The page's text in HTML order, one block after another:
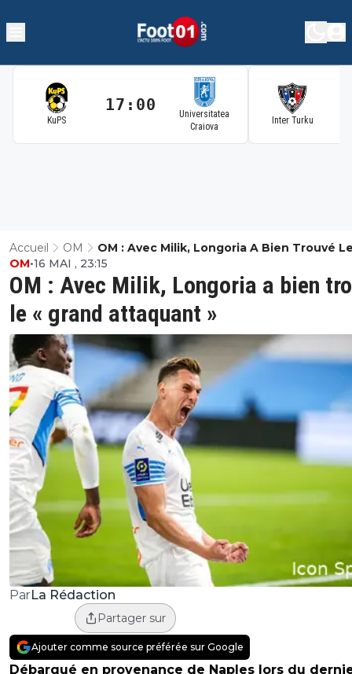
KuPS
17:00
Universitatea
Craiova
Inter Turku
Accueil OM
OM : Avec Milik, Longoria A Bien Trouvé
Grand Attaquant »
OM : Avec Milik, Longoria a bien
le « grand attaquant »
OM•16 MAI , 23:15
ParLa Rédaction
Partager sur
Ajouter comme source préférée sur Google
Débarqué en provenance de Naples lors du